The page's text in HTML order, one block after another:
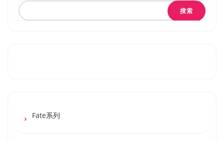
搜索
Fate系列